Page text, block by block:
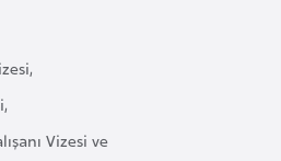
Vizesi ve